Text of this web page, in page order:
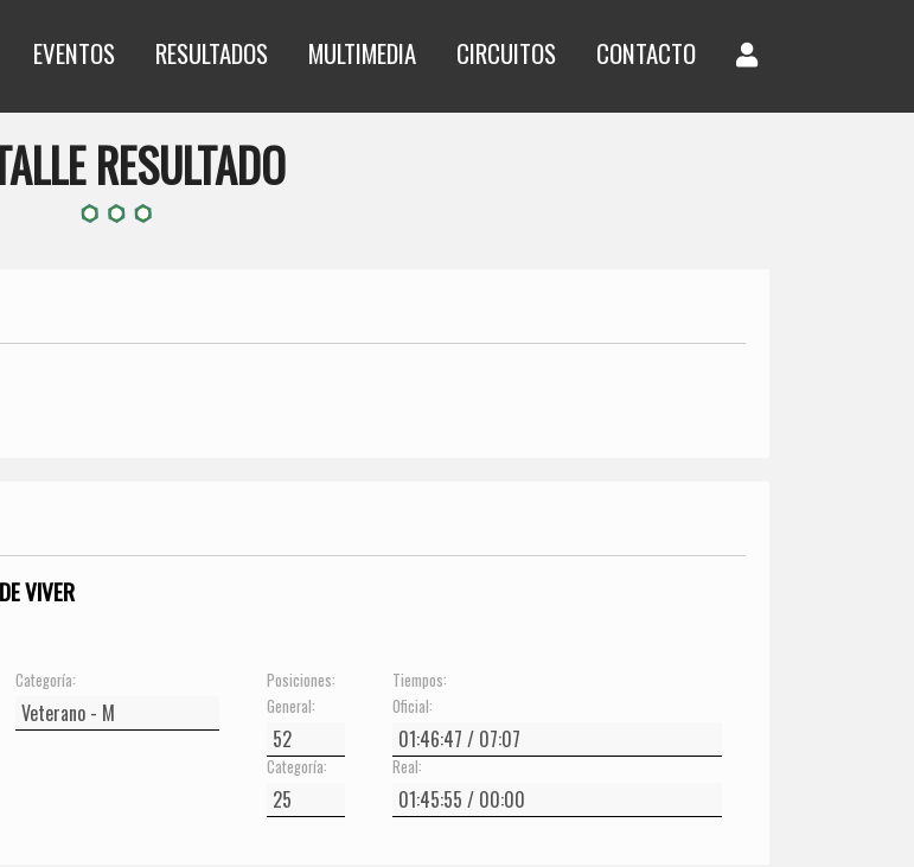
EVENTOS RESULTADOS MULTIMEDIA CIRCUITOS CONTACTO
RESULTADO
VIVER
Categoría:
Posiciones:
General:
Categoría:
Tiempos:
Oficial:
Real: